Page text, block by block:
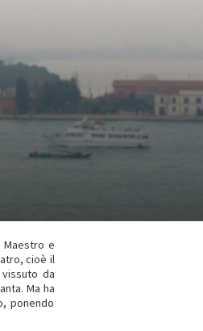
Maestro e
cioè il
da
Ma ha
ponendo